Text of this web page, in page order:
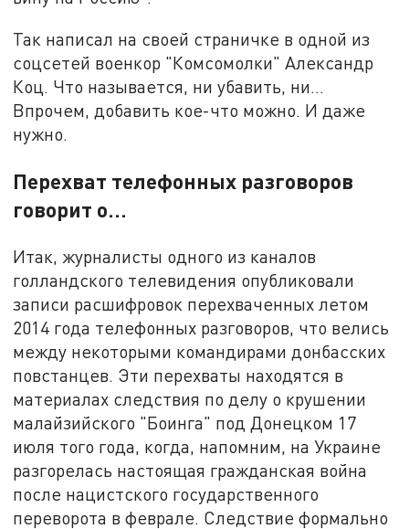
Так написал на своей страничке в одной из
соцсетей военкор "Комсомолки" Александр
Коц. Что называется, ни убавить, ни…
Впрочем, добавить кое-что можно. И даже
нужно.
Перехват телефонных разговоров
говорит о…
Итак, журналисты одного из каналов
голландского телевидения опубликовали
записи расшифровок перехваченных летом
2014 года телефонных разговоров, что велись
между некоторыми командирами донбасских
повстанцев. Эти перехваты находятся в
материалах следствия по делу о крушении
малайзийского "Боинга" под Донецком 17
июля того года, когда, напомним, на Украине
разгорелась настоящая гражданская война
после нацистского государственного
переворота в феврале. Следствие формально